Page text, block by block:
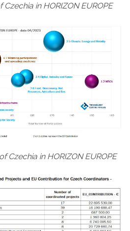
in HORIZON EUROPE
Czechia in HORIZON EUROPE